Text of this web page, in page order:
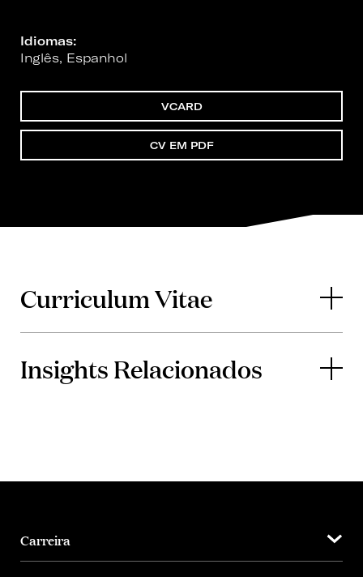
Idiomas:
Inglês, Espanhol
VCARD
CV EM PDF
Curriculum Vitae
Insights Relacionados
Carreira